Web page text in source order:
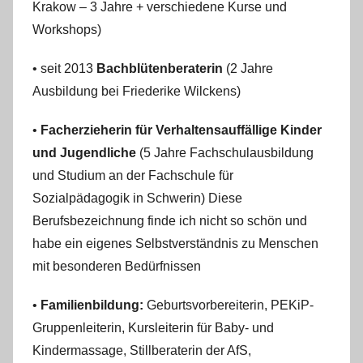
Krakow – 3 Jahre + verschiedene Kurse und
Workshops)
• seit 2013 Bachblütenberaterin (2 Jahre
Ausbildung bei Friederike Wilckens)
• Facherzieherin für Verhaltensauffällige Kinder
und Jugendliche (5 Jahre Fachschulausbildung
und Studium an der Fachschule für
Sozialpädagogik in Schwerin) Diese
Berufsbezeichnung finde ich nicht so schön und
habe ein eigenes Selbstverständnis zu Menschen
mit besonderen Bedürfnissen
• Familienbildung: Geburtsvorbereiterin, PEKiP-
Gruppenleiterin, Kursleiterin für Baby- und
Kindermassage, Stillberaterin der AfS,